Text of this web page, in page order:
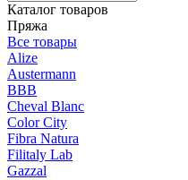
Каталог товаров
Пряжа
Все товары
Alize
Austermann
BBB
Cheval Blanc
Color City
Fibra Natura
Filitaly Lab
Gazzal